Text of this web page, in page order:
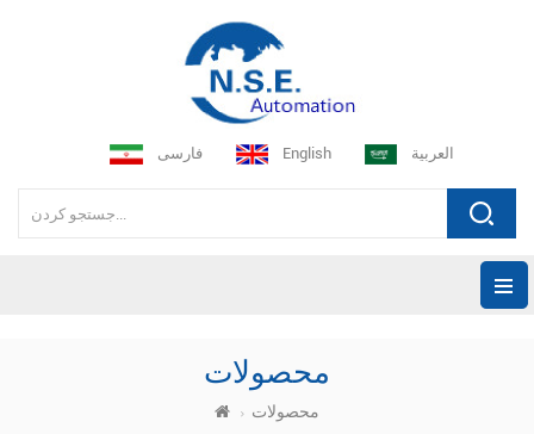
فارسی English العربية
محصولات
محصولات